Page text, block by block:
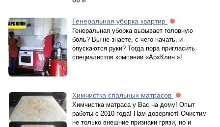
р.
Генеральная уборка квартир
Генеральная уборка вызывает головную
боль? Вы не знаете, с чего начать, и
опускаются руки? Тогда пора пригласить
специалистов компании «АрхКлин »!
Химчистка спальных матрасов
Химчистка матраса у Вас на дому! Опыт
работы с 2010 года! Нам доверяют! Очистим
не только внешние признаки грязи, но и